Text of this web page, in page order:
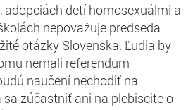
adopciách detí homosexuálmi a
nepovažuje predseda
otázky Slovenska. Ľudia by
nemali referendum
naučení nechodiť na
zúčastniť ani na plebiscite o